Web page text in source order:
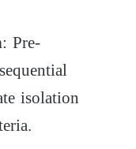
: Pre-
isolation